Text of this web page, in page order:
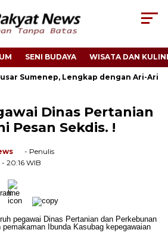
SENI BUDAYA WISATA DAN
Sumenep, Lengkap dengan Ari-Ari
Dinas Pertanian
Pesan Sekdis. !
- Penulis
- 20:16 WIB